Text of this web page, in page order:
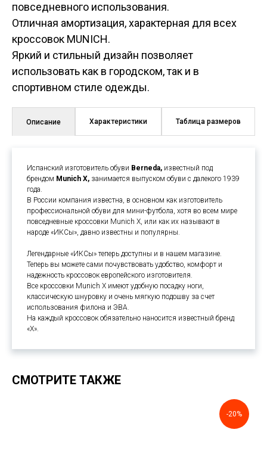
повседневного использования.
Отличная амортизация, характерная для всех
кроссовок MUNICH.
Яркий и стильный дизайн позволяет
использовать как в городском, так и в
спортивном стиле одежды.
Описание Характеристики Таблица размеров
Испанский изготовитель обуви Berneda, известный под
брендом Munich X, занимается выпуском обуви с далекого 1939
года.
В России компания известна, в основном как изготовитель
профессиональной обуви для мини-футбола, хотя во всем мире
повседневные кроссовки Munich X, или как их называют в
народе «ИКСы», давно известны и популярны.
Легендарные «ИКСы» теперь доступны и в нашем магазине.
Теперь вы можете сами почувствовать удобство, комфорт и
надежность кроссовок европейского изготовителя.
Все кроссовки Munich X имеют удобную посадку ноги,
классическую шнуровку и очень мягкую подошву за счет
использования филона и ЭВА.
На каждый кроссовок обязательно наносится известный бренд
«Х».
СМОТРИТЕ ТАКЖЕ
-20%